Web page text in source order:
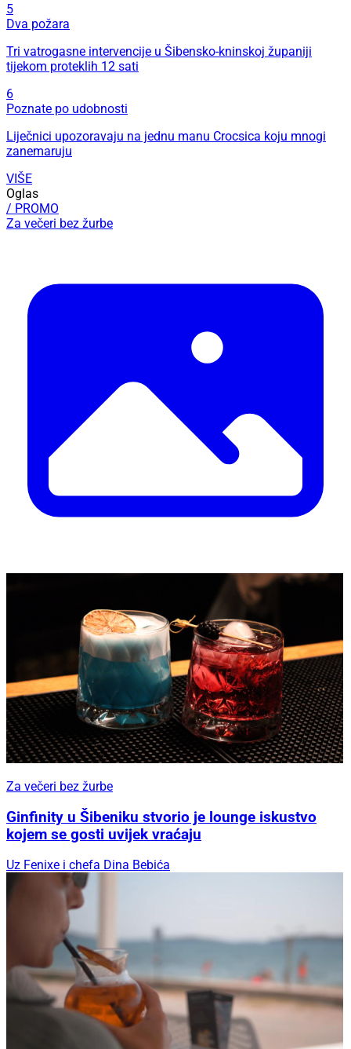
5
Dva požara
Tri vatrogasne intervencije u Šibensko-kninskoj županiji
tijekom proteklih 12 sati
6
Poznate po udobnosti
Liječnici upozoravaju na jednu manu Crocsica koju mnogi
zanemaruju
VIŠE
Oglas
/ PROMO
Za večeri bez žurbe
Za večeri bez žurbe
Ginfinity u Šibeniku stvorio je lounge iskustvo
kojem se gosti uvijek vraćaju
Uz Fenixe i chefa Dina Bebića